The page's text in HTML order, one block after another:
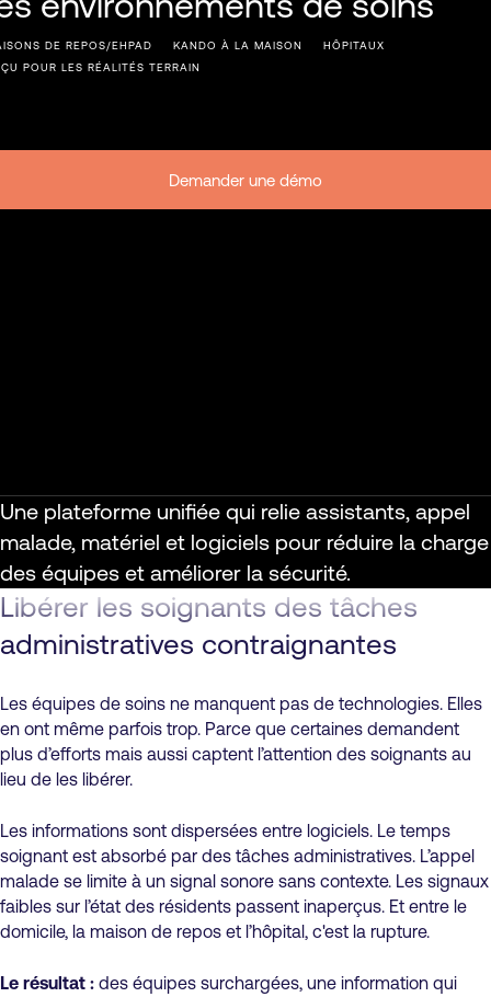
DE REPOS/EHPAD KANDO À LA MAISON
HÔPITAUX
POUR LES RÉALITÉS TERRAIN
Demander une démo
Une plateforme unifiée qui relie assistants, appel
malade, matériel et logiciels pour réduire la charge
des équipes et améliorer la sécurité.
Libérer les soignants des tâches
administratives contraignantes
Les équipes de soins ne manquent pas de technologies. Elles
en ont même parfois trop. Parce que certaines demandent
plus d’efforts mais aussi captent l’attention des soignants au
lieu de les libérer.
Les informations sont dispersées entre logiciels. Le temps
soignant est absorbé par des tâches administratives. L’appel
malade se limite à un signal sonore sans contexte. Les signaux
faibles sur l’état des résidents passent inaperçus. Et entre le
domicile, la maison de repos et l’hôpital, c'est la rupture.
Le résultat : des équipes surchargées, une information qui